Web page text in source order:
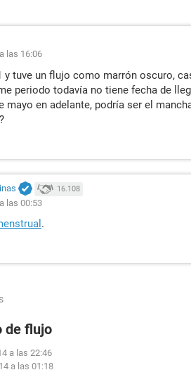
las 16:06
y tuve un flujo como marrón oscuro,
periodo todavía no tiene fecha de
mayo en adelante, podría ser el
16.108
las 00:53
.
de flujo
a las 22:46
a las 01:18